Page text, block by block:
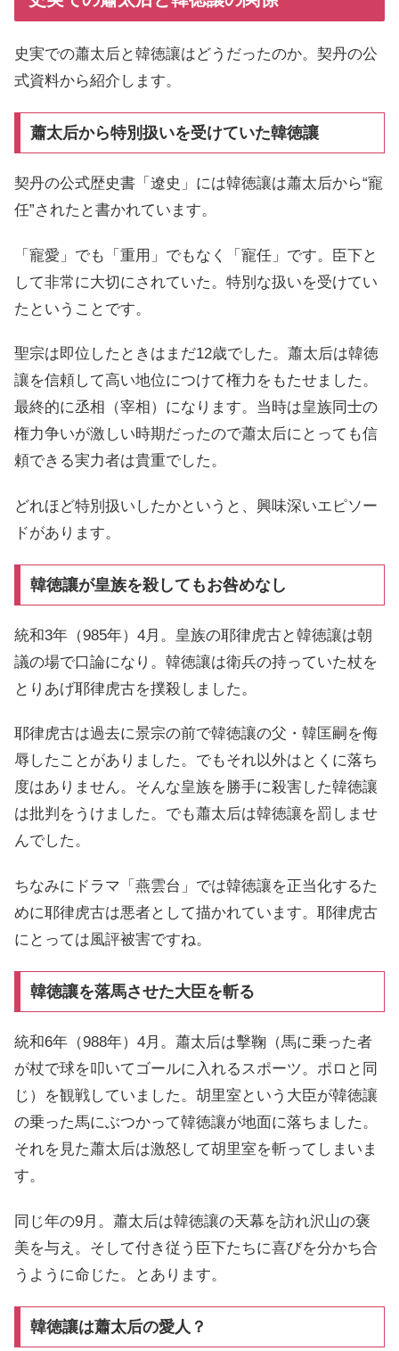
史実での蕭太后と韓徳讓はどうだったのか。契丹の公
式資料から紹介します。
蕭太后から特別扱いを受けていた韓徳讓
契丹の公式歴史書「遼史」には韓徳讓は蕭太后から“寵
任”されたと書かれています。
「寵愛」でも「重用」でもなく「寵任」です。臣下と
して非常に大切にされていた。特別な扱いを受けてい
たということです。
聖宗は即位したときはまだ12歳でした。蕭太后は韓徳
讓を信頼して高い地位につけて権力をもたせました。
最終的に丞相（宰相）になります。当時は皇族同士の
権力争いが激しい時期だったので蕭太后にとっても信
頼できる実力者は貴重でした。
どれほど特別扱いしたかというと、興味深いエピソー
ドがあります。
韓徳讓が皇族を殺してもお咎めなし
統和3年（985年）4月。皇族の耶律虎古と韓徳讓は朝
議の場で口論になり。韓徳讓は衛兵の持っていた杖を
とりあげ耶律虎古を撲殺しました。
耶律虎古は過去に景宗の前で韓徳讓の父・韓匡嗣を侮
辱したことがありました。でもそれ以外はとくに落ち
度はありません。そんな皇族を勝手に殺害した韓徳讓
は批判をうけました。でも蕭太后は韓徳讓を罰しませ
んでした。
ちなみにドラマ「燕雲台」では韓徳讓を正当化するた
めに耶律虎古は悪者として描かれています。耶律虎古
にとっては風評被害ですね。
韓徳讓を落馬させた大臣を斬る
統和6年（988年）4月。蕭太后は擊鞠（馬に乗った者
が杖で球を叩いてゴールに入れるスポーツ。ポロと同
じ）を観戦していました。胡里室という大臣が韓徳讓
の乗った馬にぶつかって韓徳讓が地面に落ちました。
それを見た蕭太后は激怒して胡里室を斬ってしまいま
す。
同じ年の9月。蕭太后は韓徳讓の天幕を訪れ沢山の褒
美を与え。そして付き従う臣下たちに喜びを分かち合
うように命じた。とあります。
韓徳讓は蕭太后の愛人？